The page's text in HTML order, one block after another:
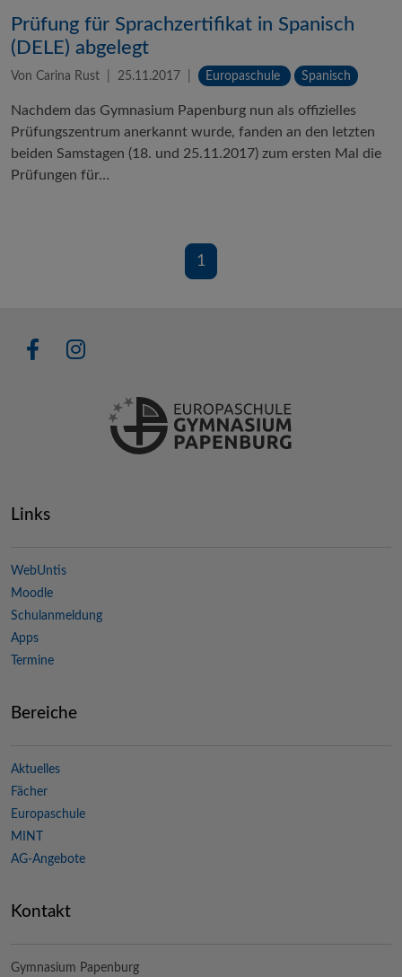
Prüfung für Sprachzertifikat in Spanisch
(DELE) abgelegt
Von Carina Rust 25.11.2017 Europaschule Spanisch
Nachdem das Gymnasium Papenburg nun als offizielles
Prüfungszentrum anerkannt wurde, fanden an den letzten
beiden Samstagen (18. und 25.11.2017) zum ersten Mal die
Prüfungen für…
1
Links
WebUntis
Moodle
Schulanmeldung
Apps
Termine
Bereiche
Aktuelles
Fächer
Europaschule
MINT
AG-Angebote
Kontakt
Gymnasium Papenburg